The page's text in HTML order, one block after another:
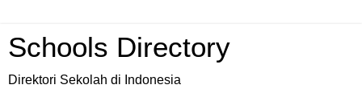
Schools Directory
Direktori Sekolah di Indonesia